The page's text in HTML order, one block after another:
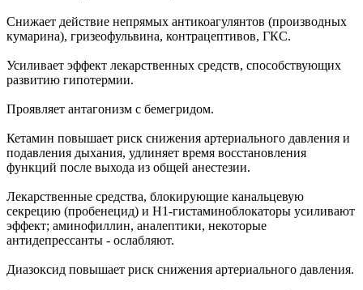
Снижает действие непрямых антикоагулянтов (производных
кумарина), гризеофульвина, контрацептивов, ГКС.
Усиливает эффект лекарственных средств, способствующих
развитию гипотермии.
Проявляет антагонизм с бемегридом.
Кетамин повышает риск снижения артериального давления и
подавления дыхания, удлиняет время восстановления
функций после выхода из общей анестезии.
Лекарственные средства, блокирующие канальцевую
секрецию (пробенецид) и Н1-гистаминоблокаторы усиливают
эффект; аминофиллин, аналептики, некоторые
антидепрессанты - ослабляют.
Диазоксид повышает риск снижения артериального давления.